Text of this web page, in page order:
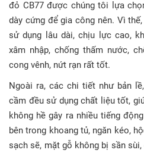
đỏ CB77 được chúng tôi lựa
dày cứng để gia công nên. Vì
sử dụng lâu dài, chịu lực cao,
xâm nhập, chống thấm nước,
cong vênh, nứt rạn rất tốt.
Ngoài ra, các chi tiết như bản
cầm đều sử dụng chất liệu tốt,
không hề gây ra nhiều tiếng
bên trong khoang tủ, ngăn kéo,
sạch sẽ, mặt gỗ không bị sần